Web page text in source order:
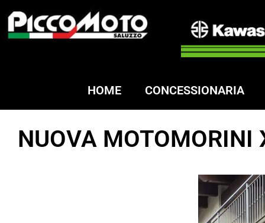
HOME CONCESSIONARIA
NUOVA MOTOMORINI